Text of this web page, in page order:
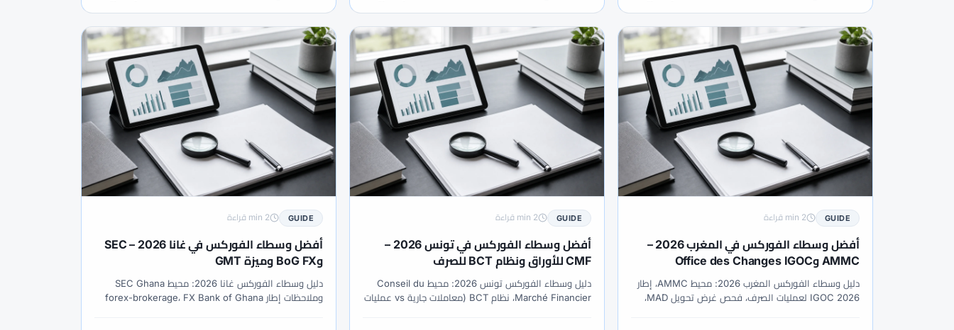
GUIDE 2 min قراءة
أفضل وسطاء الفوركس في المغرب 2026 –
AMMC وOffice des Changes IGOC
دليل وسطاء الفوركس المغرب 2026: محيط AMMC، إطار
IGOC 2026 لعمليات الصرف، فحص غرض تحويل MAD،
GUIDE 2 min قراءة
أفضل وسطاء الفوركس في تونس 2026 –
CMF للأوراق ونظام BCT للصرف
دليل وسطاء الفوركس تونس 2026: محيط Conseil du
Marché Financier، نظام BCT (معاملات جارية vs عمليات
GUIDE 2 min قراءة
أفضل وسطاء الفوركس في غانا 2026 – SEC
وBoG FX وميزة GMT
دليل وسطاء الفوركس غانا 2026: محيط SEC Ghana
وملاحظات إطار forex-brokerage، FX Bank of Ghana